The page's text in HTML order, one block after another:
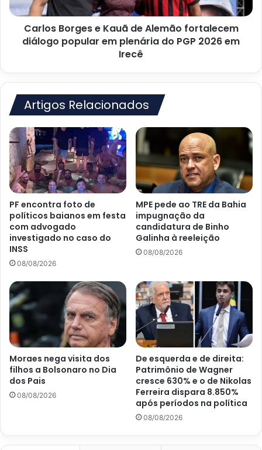
diálogo
popular
plenária
Irecê
Carlos Borges e Kauã de Alemão fortalecem
diálogo popular em plenária do PGP 2026 em
Irecê
Artigos Relacionados
PF encontra foto de
políticos baianos em festa
com advogado
investigado no caso do
INSS
08/08/2026
MPE pede ao TRE da Bahia
impugnação da
candidatura de Binho
Galinha à reeleição
08/08/2026
Moraes nega visita dos
filhos a Bolsonaro no Dia
dos Pais
08/08/2026
De esquerda e de direita:
Patrimônio de Wagner
cresce 630% e o de Nikolas
Ferreira dispara 8.850%
após períodos na política
08/08/2026